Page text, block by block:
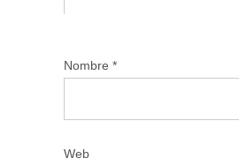
Nombre *
Web